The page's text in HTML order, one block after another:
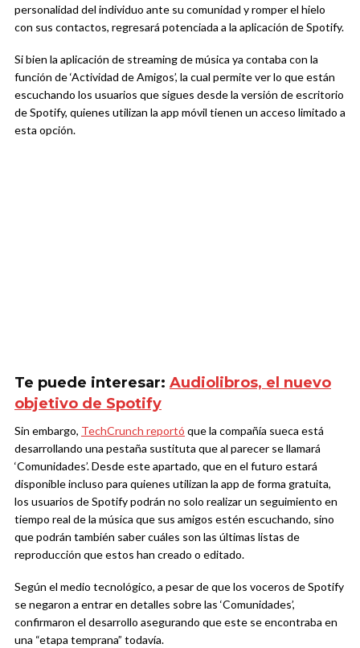
personalidad del individuo ante su comunidad y romper el hielo
con sus contactos, regresará potenciada a la aplicación de Spotify.
Si bien la aplicación de streaming de música ya contaba con la
función de ‘Actividad de Amigos’, la cual permite ver lo que están
escuchando los usuarios que sigues desde la versión de escritorio
de Spotify, quienes utilizan la app móvil tienen un acceso limitado a
esta opción.
Te puede interesar: Audiolibros, el nuevo
objetivo de Spotify
Sin embargo, TechCrunch reportó que la compañía sueca está
desarrollando una pestaña sustituta que al parecer se llamará
‘Comunidades’. Desde este apartado, que en el futuro estará
disponible incluso para quienes utilizan la app de forma gratuita,
los usuarios de Spotify podrán no solo realizar un seguimiento en
tiempo real de la música que sus amigos estén escuchando, sino
que podrán también saber cuáles son las últimas listas de
reproducción que estos han creado o editado.
Según el medio tecnológico, a pesar de que los voceros de Spotify
se negaron a entrar en detalles sobre las ‘Comunidades’,
confirmaron el desarrollo asegurando que este se encontraba en
una “etapa temprana” todavía.